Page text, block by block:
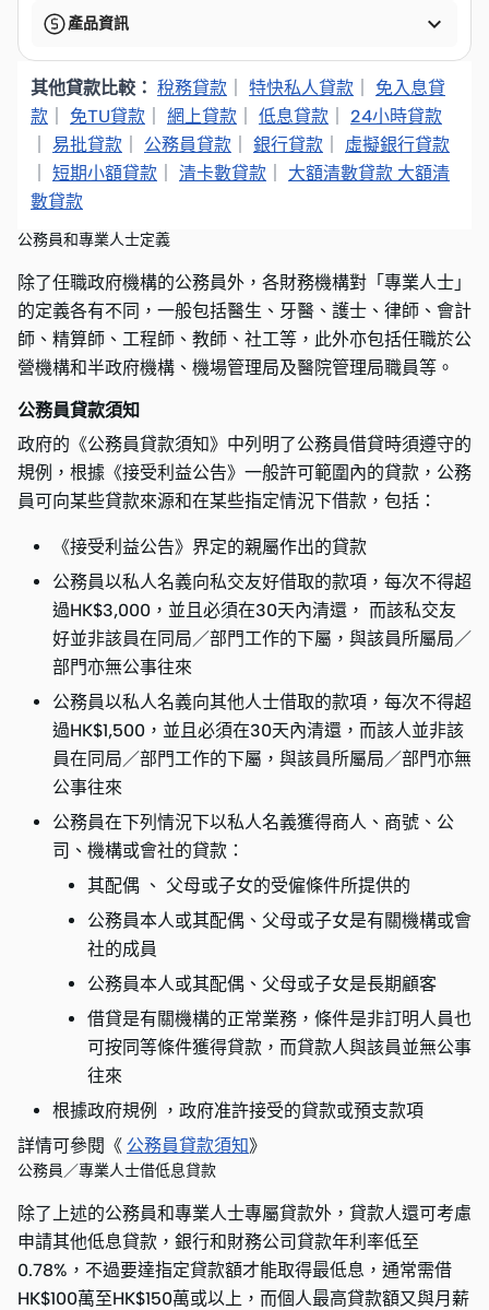
產品資訊 
其他貸款比較： 稅務貸款 特快私人貸款
免入息貸
款
免TU貸款 網上貸款 低息貸款
24小時貸款
易批貸款 公務員貸款 銀行貸款
虛擬銀行貸款
短期小額貸款 清卡數貸款
大額清數貸款 大額清
數貸款
公務員和專業人士定義
除了任職政府機構的公務員外，各財務機構對「專業人士」
的定義各有不同，一般包括醫生、牙醫、護士、律師、會計
師、精算師、工程師、教師、社工等，此外亦包括任職於公
營機構和半政府機構、機場管理局及醫院管理局職員等。
公務員貸款須知
政府的《公務員貸款須知》中列明了公務員借貸時須遵守的
規例，根據《接受利益公告》一般許可範圍內的貸款，公務
員可向某些貸款來源和在某些指定情況下借款，包括：
《接受利益公告》界定的親屬作出的貸款
公務員以私人名義向私交友好借取的款項，每次不得超
過HK$3,000，並且必須在30天內清還， 而該私交友
好並非該員在同局／部門工作的下屬，與該員所屬局／
部門亦無公事往來
公務員以私人名義向其他人士借取的款項，每次不得超
過HK$1,500，並且必須在30天內清還，而該人並非該
員在同局／部門工作的下屬，與該員所屬局／部門亦無
公事往來
公務員在下列情況下以私人名義獲得商人、商號、公
司、機構或會社的貸款：
其配偶 、 父母或子女的受僱條件所提供的
公務員本人或其配偶、父母或子女是有關機構或會
社的成員
公務員本人或其配偶、父母或子女是長期顧客
借貸是有關機構的正常業務，條件是非訂明人員也
可按同等條件獲得貸款，而貸款人與該員並無公事
往來
根據政府規例 ，政府准許接受的貸款或預支款項
詳情可參閱《 公務員貸款須知》
公務員／專業人士借低息貸款
除了上述的公務員和專業人士專屬貸款外，貸款人還可考慮
申請其他低息貸款，銀行和財務公司貸款年利率低至
0.78%，不過要達指定貸款額才能取得最低息，通常需借
HK$100萬至HK$150萬或以上，而個人最高貸款額又與月薪